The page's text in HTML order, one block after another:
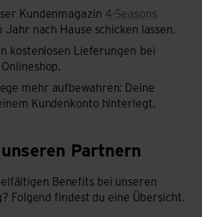
Kundenmagazin 4-Seasons
nach Hause schicken lassen.
kostenlosen Lieferungen bei
mehr aufbewahren: Deine
Kundenkonto hinterlegt.
Partnern
Benefits bei unseren
Folgend findest du eine Übersicht.